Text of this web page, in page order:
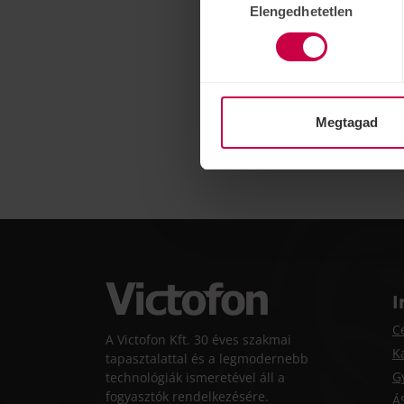
kiválasztásaElengedhetetlen
Megtagad
A Victofon Kft. 30 éves szakmai
tapasztalattal és a legmodernebb
technológiák ismeretével áll a
fogyasztók rendelkezésére.